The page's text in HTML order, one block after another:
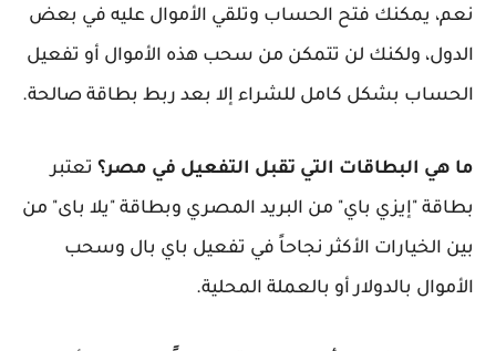
نعم، يمكنك فتح الحساب وتلقي الأموال عليه في بعض
الدول، ولكنك لن تتمكن من سحب هذه الأموال أو تفعيل
الحساب بشكل كامل للشراء إلا بعد ربط بطاقة صالحة.
ما هي البطاقات التي تقبل التفعيل في مصر؟ تعتبر
بطاقة "إيزي باي" من البريد المصري وبطاقة "يلا باى" من
بين الخيارات الأكثر نجاحاً في تفعيل باي بال وسحب
الأموال بالدولار أو بالعملة المحلية.